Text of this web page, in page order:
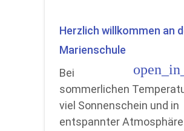
Herzlich willkommen an
Marienschule
Bei
sommerlichen
viel Sonnenschein und in
entspannter Atmosphäre